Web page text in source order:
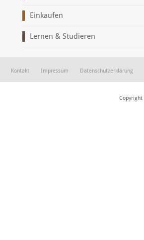
Einkaufen
Lernen & Studieren
Kontakt Impressum Datenschutzerklärung